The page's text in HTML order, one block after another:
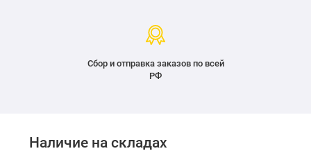
Сбор и отправка заказов по всей
РФ
Наличие на складах